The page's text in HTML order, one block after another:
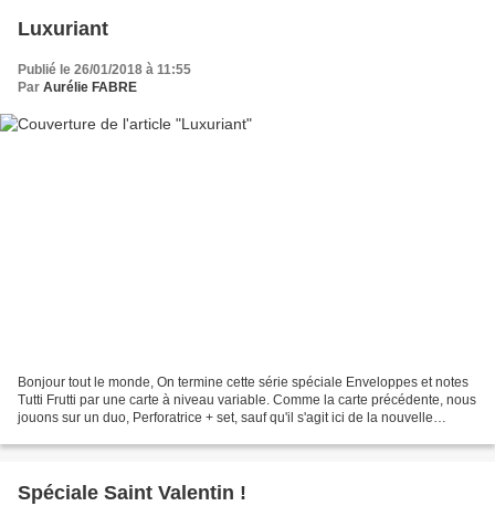
Luxuriant
Publié le 26/01/2018 à 11:55
Par Aurélie FABRE
Bonjour tout le monde, On termine cette série spéciale Enveloppes et notes
Tutti Frutti par une carte à niveau variable. Comme la carte précédente, nous
jouons sur un duo, Perforatrice + set, sauf qu'il s'agit ici de la nouvelle
Spéciale Saint Valentin !